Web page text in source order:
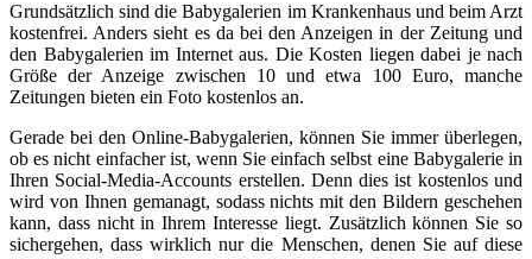
Grundsätzlich sind die Babygalerien im Krankenhaus und beim Arzt
kostenfrei. Anders sieht es da bei den Anzeigen in der Zeitung und
den Babygalerien im Internet aus. Die Kosten liegen dabei je nach
Größe der Anzeige zwischen 10 und etwa 100 Euro, manche
Zeitungen bieten ein Foto kostenlos an.
Gerade bei den Online-Babygalerien, können Sie immer überlegen,
ob es nicht einfacher ist, wenn Sie einfach selbst eine Babygalerie in
Ihren Social-Media-Accounts erstellen. Denn dies ist kostenlos und
wird von Ihnen gemanagt, sodass nichts mit den Bildern geschehen
kann, dass nicht in Ihrem Interesse liegt. Zusätzlich können Sie so
sichergehen, dass wirklich nur die Menschen, denen Sie auf diese